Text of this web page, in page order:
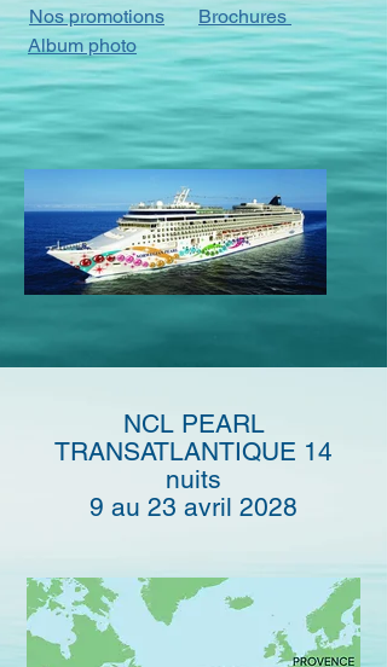
Nos promotions
Brochures
Album photo
NCL PEARL
TRANSATLANTIQUE 14
nuits
9 au 23 avril 2028